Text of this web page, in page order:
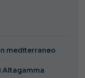
mediterraneo
Altagamma